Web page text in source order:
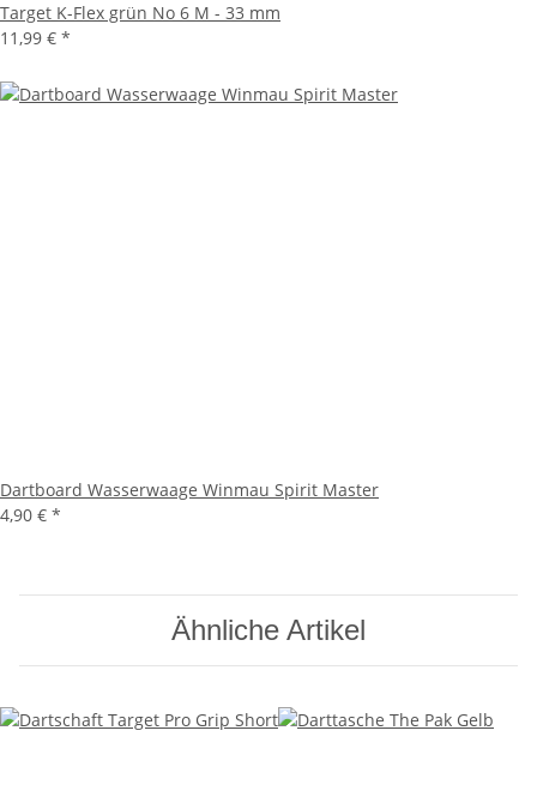
Target K-Flex grün No 6 M - 33 mm
11,99 € *
Dartboard Wasserwaage Winmau Spirit Master
4,90 € *
Ähnliche Artikel